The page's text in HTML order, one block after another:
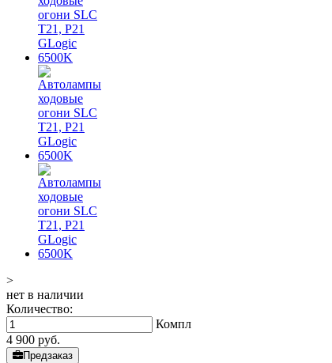
>
нет в наличии
Количество:
Компл
4 900 руб.
Предзаказ